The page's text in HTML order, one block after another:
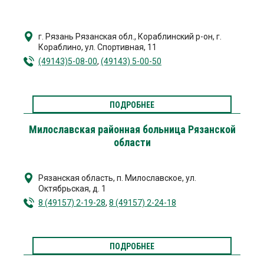
г. Рязань Рязанская обл., Кораблинский р-он, г.
Кораблино, ул. Спортивная, 11
(49143)5-08-00, (49143) 5-00-50
ПОДРОБНЕЕ
Милославская районная больница Рязанской
области
Рязанская область, п. Милославское, ул.
Октябрьская, д. 1
8 (49157) 2-19-28, 8 (49157) 2-24-18
ПОДРОБНЕЕ